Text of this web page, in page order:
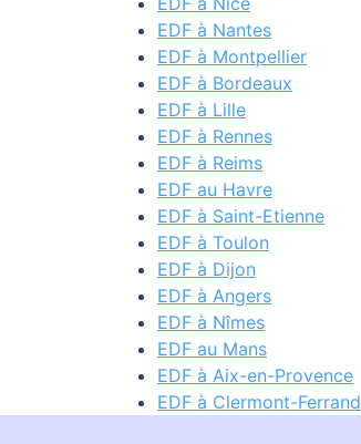
EDF à Nantes
EDF à Montpellier
EDF à Bordeaux
EDF à Lille
EDF à Rennes
EDF à Reims
EDF au Havre
EDF à Saint-Etienne
EDF à Toulon
EDF à Dijon
EDF à Angers
EDF à Nîmes
EDF au Mans
EDF à Aix-en-Provence
EDF à Clermont-Ferrand